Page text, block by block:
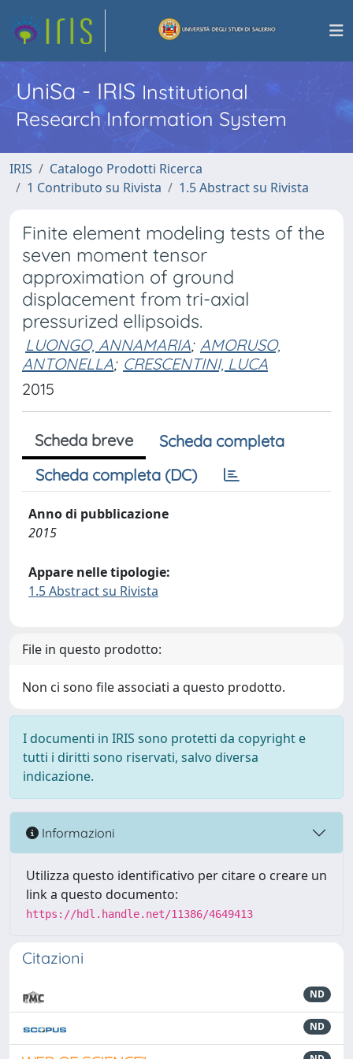
UniSa - IRISInstitutional
Research Information System
IRIS
Catalogo Prodotti Ricerca
1 Contributo su Rivista
1.5 Abstract su Rivista
Finite element modeling tests of the
seven moment tensor
approximation of ground
displacement from tri-axial
pressurized ellipsoids.
LUONGO, ANNAMARIA; AMORUSO,
ANTONELLA; CRESCENTINI, LUCA
2015
Scheda breve
Scheda completa
Scheda completa (DC)
Anno di pubblicazione
2015
Appare nelle tipologie:
1.5 Abstract su Rivista
File in questo prodotto:
Non ci sono file associati a questo prodotto.
I documenti in IRIS sono protetti da copyright e
tutti i diritti sono riservati, salvo diversa
indicazione.
Informazioni
Utilizza questo identificativo per citare o creare un
link a questo documento:
https://hdl.handle.net/11386/4649413
Citazioni
ND
ND